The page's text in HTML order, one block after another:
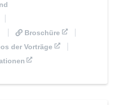
Broschüre
der Vorträge